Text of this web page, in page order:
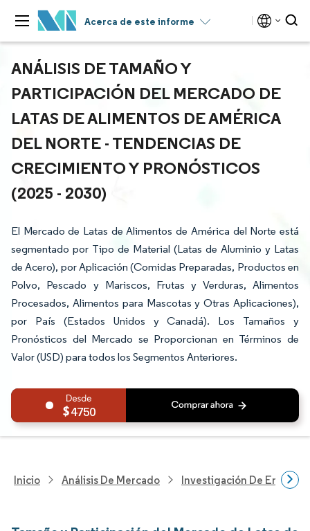
Acerca de este informe
ANÁLISIS DE TAMAÑO Y
PARTICIPACIÓN DEL MERCADO DE
LATAS DE ALIMENTOS DE AMÉRICA
DEL NORTE - TENDENCIAS DE
CRECIMIENTO Y PRONÓSTICOS
(2025 - 2030)
El Mercado de Latas de Alimentos de América del Norte está
segmentado por Tipo de Material (Latas de Aluminio y Latas
de Acero), por Aplicación (Comidas Preparadas, Productos en
Polvo, Pescado y Mariscos, Frutas y Verduras, Alimentos
Procesados, Alimentos para Mascotas y Otras Aplicaciones),
por País (Estados Unidos y Canadá). Los Tamaños y
Pronósticos del Mercado se Proporcionan en Términos de
Valor (USD) para todos los Segmentos Anteriores.
4750
Inicio Análisis De Mercado Investigación De Envases